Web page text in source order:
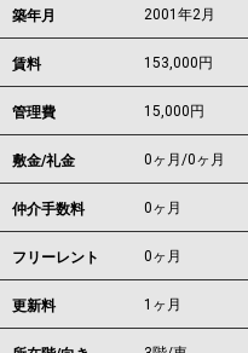
築年月 2001年2月
賃料 153,000 円
管理費 15,000円
敷金/礼金 0ヶ月/0ヶ月
仲介手数料 0ヶ月
フリーレント 0ヶ月
更新料 1ヶ月